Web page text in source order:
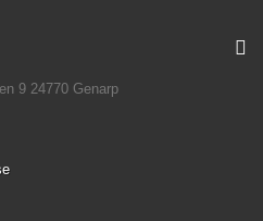
9 24770 Genarp